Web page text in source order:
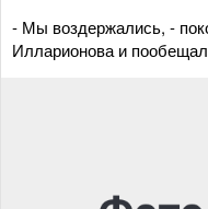
- Мы воздержались, -
Илларионова и